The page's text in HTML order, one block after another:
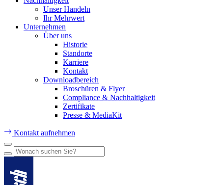
Unser Handeln
Ihr Mehrwert
Unternehmen
Über uns
Historie
Standorte
Karriere
Kontakt
Downloadbereich
Broschüren & Flyer
Compliance & Nachhaltigkeit
Zertifikate
Presse & MediaKit
Kontakt aufnehmen